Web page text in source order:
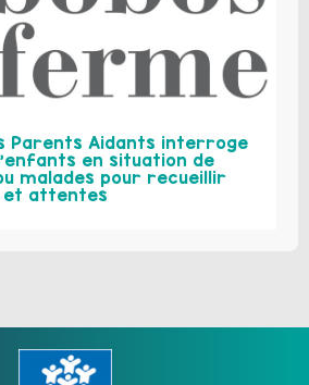
Parents Aidants interroge
en situation de
malades pour recueillir
et attentes